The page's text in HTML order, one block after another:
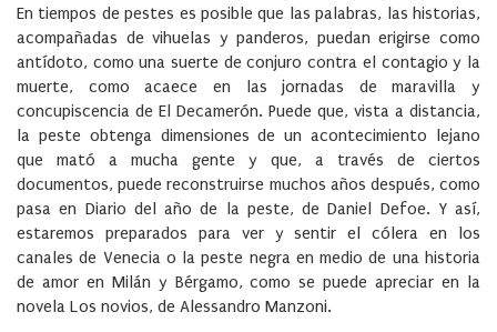
En tiempos de pestes es posible que las palabras, las historias,
acompañadas de vihuelas y panderos, puedan erigirse como
antídoto, como una suerte de conjuro contra el contagio y la
muerte, como acaece en las jornadas de maravilla y
concupiscencia de El Decamerón. Puede que, vista a distancia,
la peste obtenga dimensiones de un acontecimiento lejano
que mató a mucha gente y que, a través de ciertos
documentos, puede reconstruirse muchos años después, como
pasa en Diario del año de la peste, de Daniel Defoe. Y así,
estaremos preparados para ver y sentir el cólera en los
canales de Venecia o la peste negra en medio de una historia
de amor en Milán y Bérgamo, como se puede apreciar en la
novela Los novios, de Alessandro Manzoni.